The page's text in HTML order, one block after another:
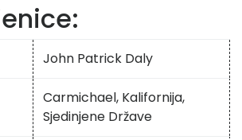
John Patrick Daly
Carmichael, Kalifornija,
Sjedinjene Države